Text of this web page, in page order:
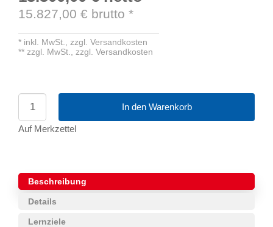
15.827,00 € brutto *
* inkl. MwSt., zzgl. Versandkosten
** zzgl. MwSt., zzgl. Versandkosten
In den Warenkorb
Auf Merkzettel
Beschreibung
Details
Lernziele